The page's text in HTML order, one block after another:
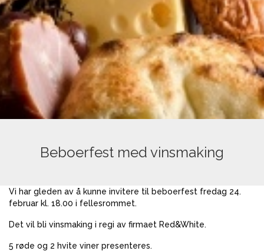
Beboerfest med vinsmaking
Vi har gleden av å kunne invitere til beboerfest fredag 24.
februar kl. 18.00 i fellesrommet.
Det vil bli vinsmaking i regi av firmaet Red&White.
5 røde og 2 hvite viner presenteres.